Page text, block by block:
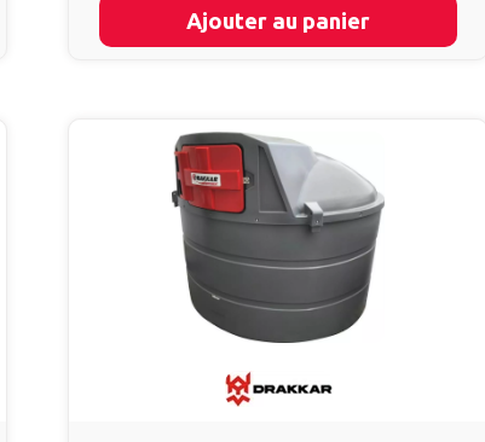
Ajouter au panier